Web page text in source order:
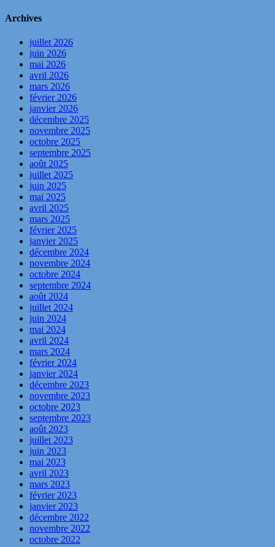
Archives
juillet 2026
juin 2026
mai 2026
avril 2026
mars 2026
février 2026
janvier 2026
décembre 2025
novembre 2025
octobre 2025
septembre 2025
août 2025
juillet 2025
juin 2025
mai 2025
avril 2025
mars 2025
février 2025
janvier 2025
décembre 2024
novembre 2024
octobre 2024
septembre 2024
août 2024
juillet 2024
juin 2024
mai 2024
avril 2024
mars 2024
février 2024
janvier 2024
décembre 2023
novembre 2023
octobre 2023
septembre 2023
août 2023
juillet 2023
juin 2023
mai 2023
avril 2023
mars 2023
février 2023
janvier 2023
décembre 2022
novembre 2022
octobre 2022